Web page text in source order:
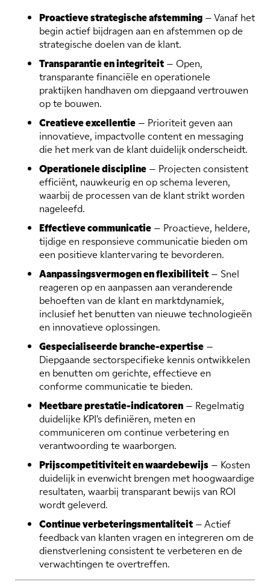
Proactieve strategische afstemming – Vanaf het
begin actief bijdragen aan en afstemmen op de
strategische doelen van de klant.
Transparantie en integriteit – Open,
transparante financiële en operationele
praktijken handhaven om diepgaand vertrouwen
op te bouwen.
Creatieve excellentie – Prioriteit geven aan
innovatieve, impactvolle content en messaging
die het merk van de klant duidelijk onderscheidt.
Operationele discipline – Projecten consistent
efficiënt, nauwkeurig en op schema leveren,
waarbij de processen van de klant strikt worden
nageleefd.
Effectieve communicatie – Proactieve, heldere,
tijdige en responsieve communicatie bieden om
een positieve klantervaring te bevorderen.
Aanpassingsvermogen en flexibiliteit – Snel
reageren op en aanpassen aan veranderende
behoeften van de klant en marktdynamiek,
inclusief het benutten van nieuwe technologieën
en innovatieve oplossingen.
Gespecialiseerde branche-expertise –
Diepgaande sectorspecifieke kennis ontwikkelen
en benutten om gerichte, effectieve en
conforme communicatie te bieden.
Meetbare prestatie-indicatoren – Regelmatig
duidelijke KPI's definiëren, meten en
communiceren om continue verbetering en
verantwoording te waarborgen.
Prijscompetitiviteit en waardebewijs – Kosten
duidelijk in evenwicht brengen met hoogwaardige
resultaten, waarbij transparant bewijs van ROI
wordt geleverd.
Continue verbeteringsmentaliteit – Actief
feedback van klanten vragen en integreren om de
dienstverlening consistent te verbeteren en de
verwachtingen te overtreffen.